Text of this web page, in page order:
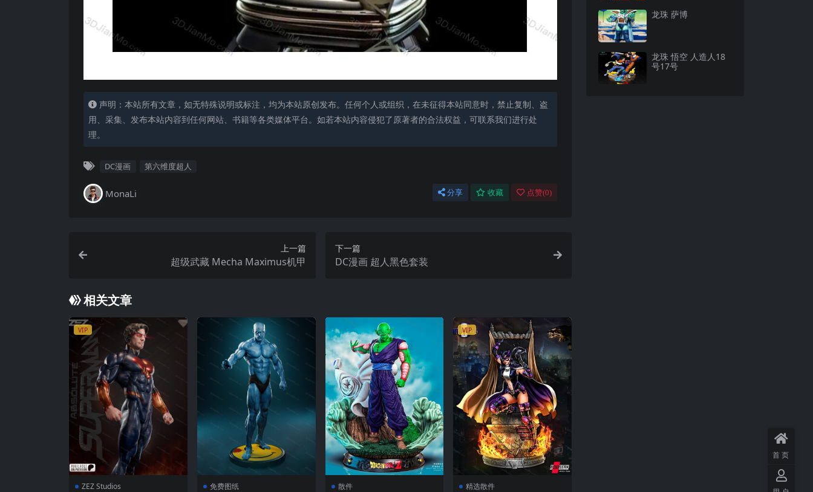
声明：本站所有文章，如无特殊说明或标注，均为本站原创发布。任何个人或组织，在未征得本站同意时，禁止复制、盗
用、采集、发布本站内容到任何网站、书籍等各类媒体平台。如若本站内容侵犯了原著者的合法权益，可联系我们进行处
理。
DC漫画 第六维度超人
MonaLi 分享 收藏 点赞(0)
上一篇
超级武藏 Mecha Maximus机甲
下一篇
DC漫画 超人黑色套装
相关文章
VIP
ZEZ Studios 免费图纸 散件
VIP
精选散件
龙珠 萨博
龙珠 悟空 人造人18
号17号
首页